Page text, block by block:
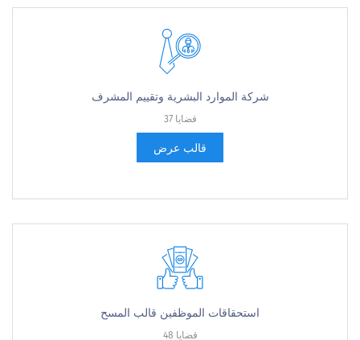
شركة الموارد البشرية وتقييم المشرف
37 قضايا
قالب عرض
استحقاقات الموظفين قالب المسح
48 قضايا